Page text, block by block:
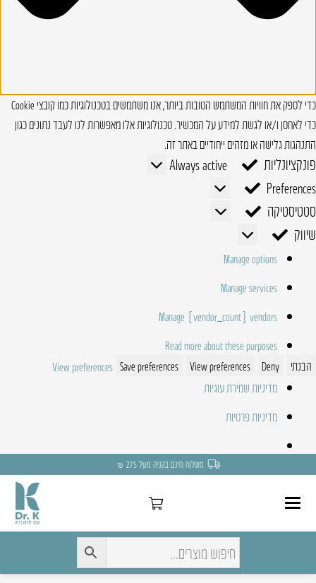
כדי לספק את חוויות המשתמש הטובות ביותר, אנו משתמשים בטכנולוגיות כמו קובצי Cookie
כדי לאחסן ו/או לגשת למידע על המכשיר. טכנולוגיות אלו מאפשרות לנו לעבד נתונים כגון
התנהגות גלישה או מזהים ייחודיים באתר זה.
פונקציונליות פונקציונליות
Always active
Preferences
Preferences
סטטיסטיקה
סטטיסטיקה
שיווק
שיווק
Manage options
Manage services
Manage {vendor_count} vendors
Read more about these purposes
הבנתי
Deny
View preferences
Save preferences
View preferences
מדיניות שמירת עוגיות
מדיניות פרטיות
משלוח חינם בקניה מעל 275 ₪